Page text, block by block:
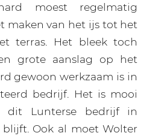
moest regelmatig
maken van het ijs tot het
terras. Het bleek toch
grote aanslag op het
gewoon werkzaam is in
bedrijf. Het is mooi
Lunterse bedrijf in
Ook al moet Wolter